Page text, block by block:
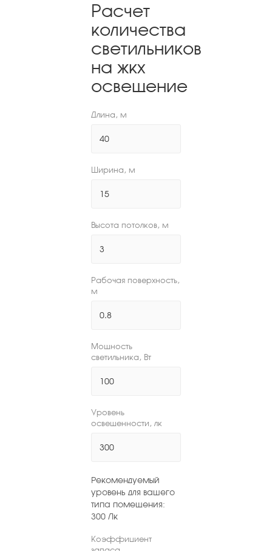
Расчет
количества
светильников
на жкх
освещение
Длина, м
Ширина, м
Высота потолков, м
Рабочая поверхность,
м
Мощность
светильника, Вт
Уровень
освещенности, лк
Рекомендуемый
уровень для вашего
типа помещения:
300 Лк
Коэффициент